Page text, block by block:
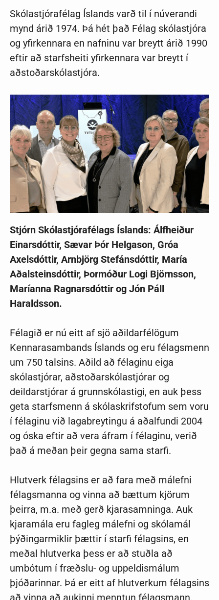
Skólastjórafélag Íslands varð til í núverandi
mynd árið 1974. Þá hét það Félag skólastjóra
og yfirkennara en nafninu var breytt árið 1990
eftir að starfsheiti yfirkennara var breytt í
aðstoðarskólastjóra.
Stjórn Skólastjórafélags Íslands: Álfheiður
Einarsdóttir, Sævar Þór Helgason, Gróa
Axelsdóttir, Arnbjörg Stefánsdóttir, María
Aðalsteinsdóttir, Þormóður Logi Björnsson,
Maríanna Ragnarsdóttir og Jón Páll
Haraldsson.
Félagið er nú eitt af sjö aðildarfélögum
Kennarasambands Íslands og eru félagsmenn
um 750 talsins. Aðild að félaginu eiga
skólastjórar, aðstoðarskólastjórar og
deildarstjórar á grunnskólastigi, en auk þess
geta starfsmenn á skólaskrifstofum sem voru
í félaginu við lagabreytingu á aðalfundi 2004
og óska eftir að vera áfram í félaginu, verið
það á meðan þeir gegna sama starfi.
Hlutverk félagsins er að fara með málefni
félagsmanna og vinna að bættum kjörum
þeirra, m.a. með gerð kjarasamninga. Auk
kjaramála eru fagleg málefni og skólamál
þýðingarmiklir þættir í starfi félagsins, en
meðal hlutverka þess er að stuðla að
umbótum í fræðslu- og uppeldismálum
þjóðarinnar. Þá er eitt af hlutverkum félagsins